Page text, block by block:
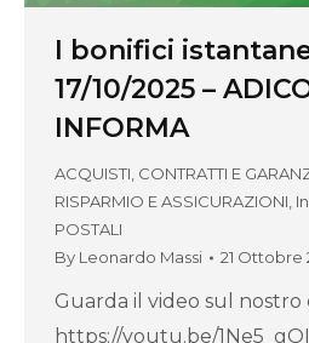
I bonifici
17/10/2025 –
INFORMA
ACQUISTI, CONTRATTI E
RISPARMIO E ASSICURAZIONI
POSTALI
By Leonardo Massi 21 Ottobre
Guarda il video sul nostro
https://youtu.be/